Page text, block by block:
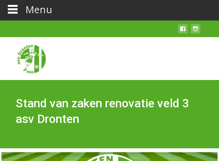
Stand van zaken renovatie veld 3
asv Dronten
Menu